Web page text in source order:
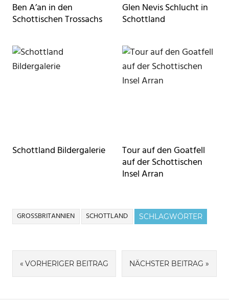
Ben A’an in den
Schottischen Trossachs
Glen Nevis Schlucht in
Schottland
Schottland Bildergalerie Tour auf den Goatfell
auf der Schottischen
Insel Arran
SCHLAGWÖRTER
GROSSBRITANNIEN SCHOTTLAND
Beitragsnavigation
VORHERIGER BEITRAG NÄCHSTER BEITRAG